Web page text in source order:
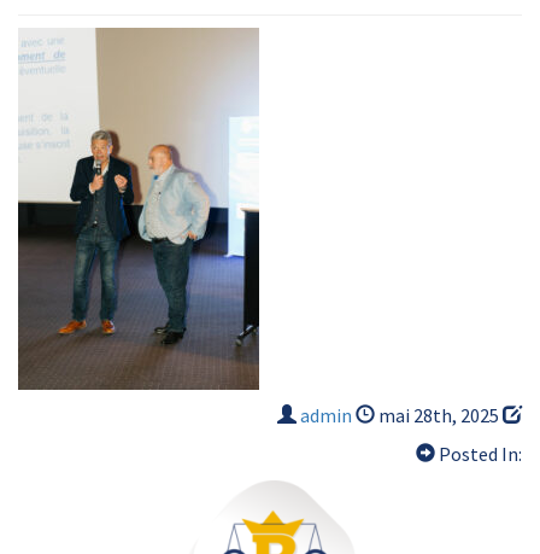
admin
mai 28th, 2025
Posted In: